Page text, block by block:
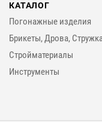
КАТАЛОГ
Погонажные изделия
Брикеты, Дрова,
Стройматериалы
Инструменты